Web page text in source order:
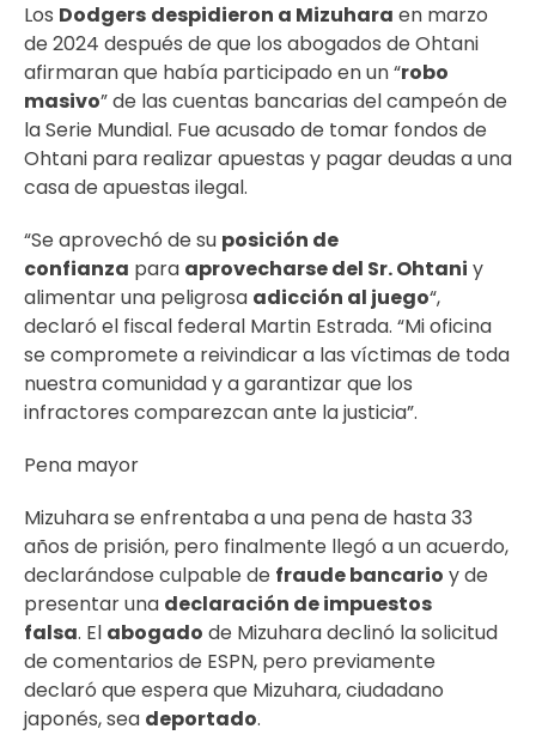
Los Dodgers despidieron a Mizuhara en marzo
de 2024 después de que los abogados de Ohtani
afirmaran que había participado en un “robo
masivo” de las cuentas bancarias del campeón de
la Serie Mundial. Fue acusado de tomar fondos de
Ohtani para realizar apuestas y pagar deudas a una
casa de apuestas ilegal.
“Se aprovechó de su posición de
confianza para aprovecharse del Sr. Ohtani y
alimentar una peligrosa adicción al juego“,
declaró el fiscal federal Martin Estrada. “Mi oficina
se compromete a reivindicar a las víctimas de toda
nuestra comunidad y a garantizar que los
infractores comparezcan ante la justicia”.
Pena mayor
Mizuhara se enfrentaba a una pena de hasta 33
años de prisión, pero finalmente llegó a un acuerdo,
declarándose culpable de fraude bancario y de
presentar una declaración de impuestos
falsa. El abogado de Mizuhara declinó la solicitud
de comentarios de ESPN, pero previamente
declaró que espera que Mizuhara, ciudadano
japonés, sea deportado.